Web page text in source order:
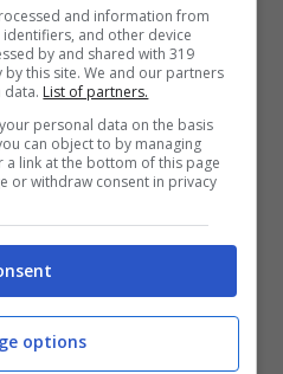
(ANSA) – bettingnews.it
sfida
uno bianconero è
di tempo.
di eccezionale
puntate
generato vincite per
nella zona di
and information from
and other device
by and shared with 319
this site. We and our partners
data. List of partners.
personal data on the basis
can object to by managing
link at the bottom of this page
or withdraw consent in privacy
options